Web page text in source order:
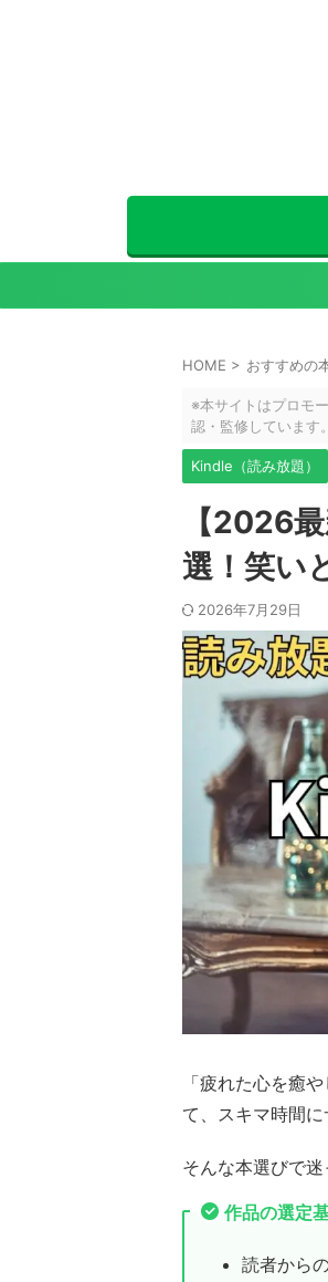
HOME > おすすめの
※本サイトはプロモ
認・監修しています。
Kindle（読み放題）
【2026
選！笑い
2026年7月29日
「疲れた心を癒
て、スキマ時間に
そんな本選びで迷
作品の選定
読者から